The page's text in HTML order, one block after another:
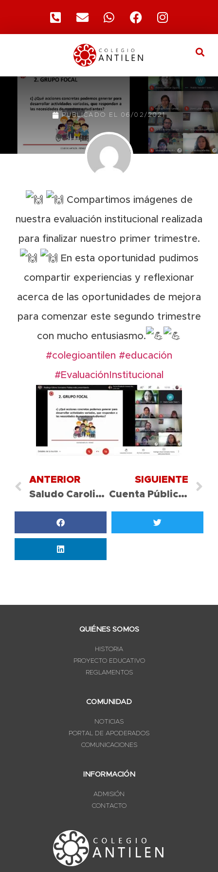
PUBLICADO EL 06/02/2021
Compartimos imágenes de
nuestra evaluación institucional realizada
para finalizar nuestro primer trimestre.
En esta oportunidad pudimos
compartir experiencias y reflexionar
acerca de las oportunidades de mejora
para comenzar este segundo trimestre
con mucho entusiasmo.
#colegioantilen #educación
#EvaluaciónInstitucional
ANTERIOR
Saludo Carolina Escobar / Periodista TVN
SIGUIENTE
Cuenta Pública 2020
QUIÉNES SOMOS
HISTORIA
PROYECTO EDUCATIVO
REGLAMENTOS
COMUNIDAD
NOTICIAS
PORTAL DE APODERADOS
COMUNICACIONES
INFORMACIÓN
ADMISIÓN
CONTACTO